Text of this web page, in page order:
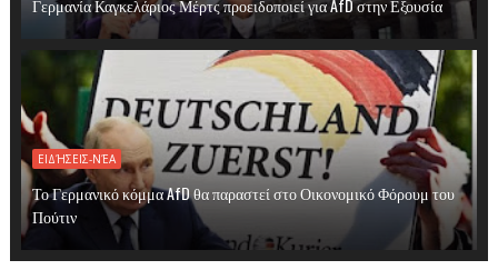
Γερμανία Καγκελάριος Μέρτς προειδοποιεί για AfD στην Εξουσία
ΕΙΔΉΣΕΙΣ-ΝΈΑ
Το Γερμανικό κόμμα AfD θα παραστεί στο Οικονομικό Φόρουμ του
Πούτιν